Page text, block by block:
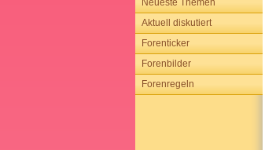
Neueste Themen
Aktuell diskutiert
Forenticker
Forenbilder
Forenregeln